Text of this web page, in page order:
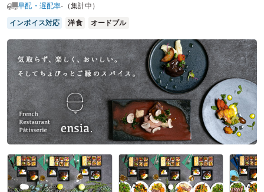
参加者の年齢：40代～50代 男女比：
神奈川県川崎市中原区下小田中2026/08/05
熊嵩Tokyoの口コミをもっと見る
早配・遅配率-（集計中）
インボイス対応 洋食 オードブル